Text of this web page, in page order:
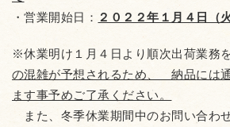
・営業開始日： ２０２２年１月４日（
※休業明け１月４日より順次出荷業務
の混雑が予想されるため、 納品には
ます事予めご了承ください。
また、冬季休業期間中のお問い合わ